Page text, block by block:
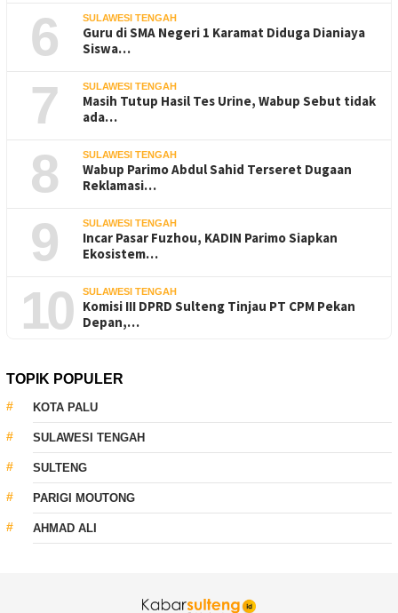
6 SULAWESI TENGAH
Guru di SMA Negeri 1 Karamat Diduga Dianiaya
Siswa…
7 SULAWESI TENGAH
Masih Tutup Hasil Tes Urine, Wabup Sebut tidak
ada…
8 SULAWESI TENGAH
Wabup Parimo Abdul Sahid Terseret Dugaan
Reklamasi…
9 SULAWESI TENGAH
Incar Pasar Fuzhou, KADIN Parimo Siapkan
Ekosistem…
10 SULAWESI TENGAH
Komisi III DPRD Sulteng Tinjau PT CPM Pekan
Depan,…
TOPIK POPULER
KOTA PALU
SULAWESI TENGAH
SULTENG
PARIGI MOUTONG
AHMAD ALI